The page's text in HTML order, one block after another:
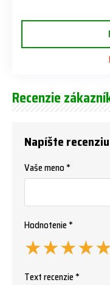
Recenzie
Napíšte recenziu
Vaše meno *
Hodnotenie *
★
★
★
★
Text recenzie *